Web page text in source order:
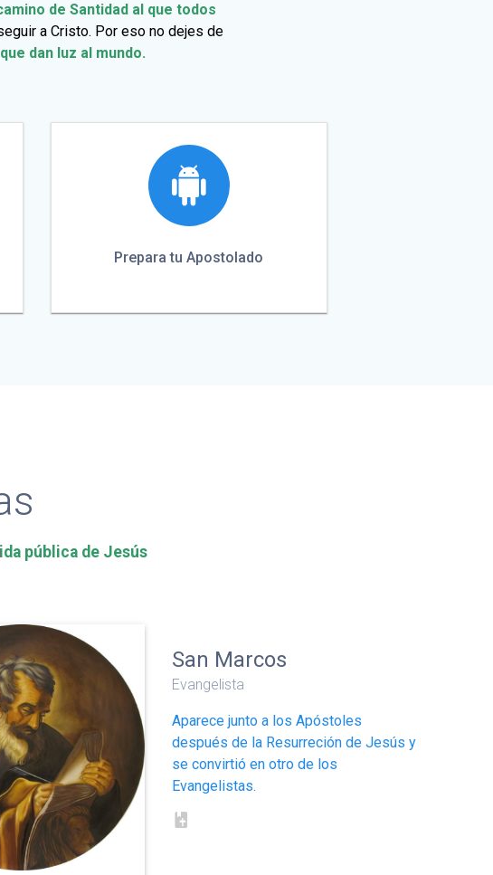
de Santidad al que todos
a Cristo. Por eso no dejes de
dan luz al mundo.
Prepara tu Apostolado
pública de Jesús
San Marcos
Evangelista
Aparece junto a los Apóstoles
después de la Resurreción de Jesús y
se convirtió en otro de los
Evangelistas.